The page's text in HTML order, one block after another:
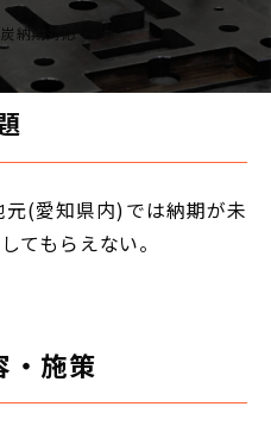
納期対応
(愛知県内)では納期が未
てもらえない。
・施策